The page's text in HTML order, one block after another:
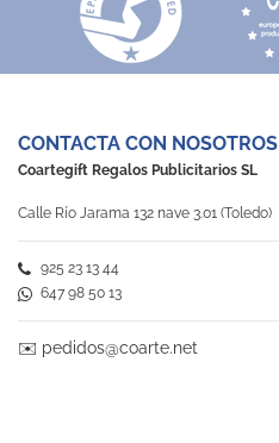
CONTACTA CON NOSOTROS
Coartegift Regalos Publicitarios SL
Calle Río Jarama 132 nave 3.01 (Toledo)
925 23 13 44
647 98 50 13
✉️ pedidos@coarte.net